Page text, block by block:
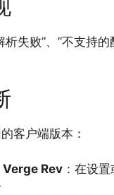
析失败”、”不支持
客户端版本：
Rev ：在设